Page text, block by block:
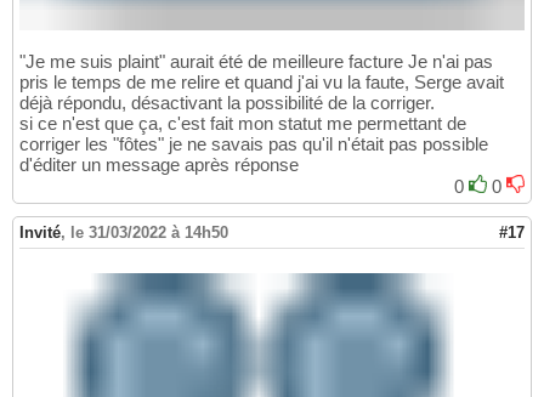
"Je me suis plaint" aurait été de meilleure facture Je n'ai pas
pris le temps de me relire et quand j'ai vu la faute, Serge avait
déjà répondu, désactivant la possibilité de la corriger.
si ce n'est que ça, c'est fait mon statut me permettant de
corriger les "fôtes" je ne savais pas qu'il n'était pas possible
d'éditer un message après réponse
0
0
Invité, le 31/03/2022 à 14h50 #17